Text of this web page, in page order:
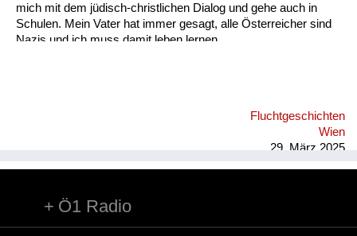
mich mit dem jüdisch-christlichen Dialog und gehe auch in
Schulen. Mein Vater hat immer gesagt, alle Österreicher sind
Nazis und ich muss damit leben lernen.
Fluchtgeschichten
Wien
29. März 2025
Ö1 Radio